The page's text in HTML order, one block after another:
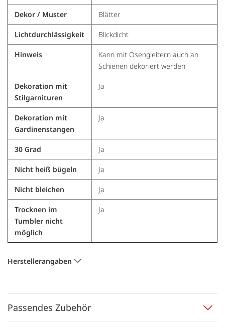
Dekor / Muster Blätter
Lichtdurchlässigkeit Blickdicht
Hinweis
Kann mit Ösengleitern auch an
Schienen dekoriert werden
Dekoration mit
Stilgarnituren
Ja
Dekoration mit
Gardinenstangen
Ja
30 Grad Ja
Nicht heiß bügeln Ja
Nicht bleichen Ja
Trocknen im
Tumbler nicht
möglich
Ja
Herstellerangaben
Passendes Zubehör